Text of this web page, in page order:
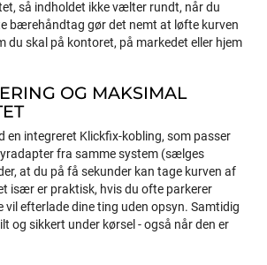
så indholdet ikke vælter rundt, når du
bærehåndtag gør det nemt at løfte kurven
du skal på kontoret, på markedet eller hjem
OG MAKSIMAL
en integreret Klickfix-kobling, som passer
fra samme system (sælges
at du på få sekunder kan tage kurven af
især er praktisk, hvis du ofte parkerer
vil efterlade dine ting uden opsyn. Samtidig
og sikkert under kørsel - også når den er